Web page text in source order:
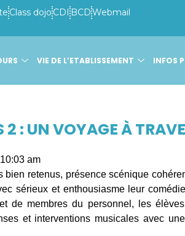
Class dojo CDI BCDWebmail
VIE DE L’ETABLISSEMENT INFOS
: UN VOYAGE À
10:03 am
retenus, présence scénique
sérieux et enthousiasme leur
de membres du personnel, les
et interventions musicales avec